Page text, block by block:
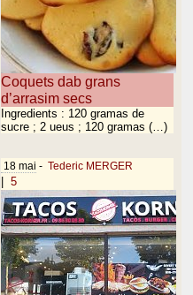
Coquets dab grans
d’arrasim secs
Ingredients : 120 gramas de
sucre ; 2 ueus ; 120 gramas (…)
18 mai - Tederic MERGER
5